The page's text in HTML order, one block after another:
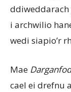
ddiweddarach
i archwilio
wedi siapio’r
Mae
cael ei drefnu